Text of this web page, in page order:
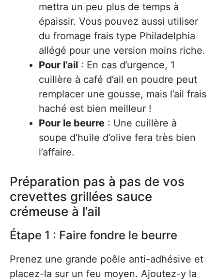
mettra un peu plus de temps à
épaissir. Vous pouvez aussi utiliser
du fromage frais type Philadelphia
allégé pour une version moins riche.
Pour l’ail : En cas d’urgence, 1
cuillère à café d’ail en poudre peut
remplacer une gousse, mais l’ail frais
haché est bien meilleur !
Pour le beurre : Une cuillère à
soupe d’huile d’olive fera très bien
l’affaire.
Préparation pas à pas de vos
crevettes grillées sauce
crémeuse à l’ail
Étape 1 : Faire fondre le beurre
Prenez une grande poêle anti-adhésive et
placez-la sur un feu moyen. Ajoutez-y la